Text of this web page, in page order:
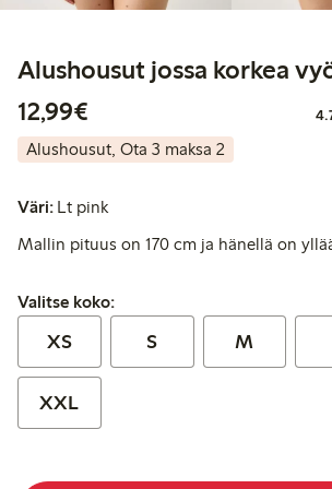
Alushousut jossa korkea
12,99€
Alushousut, Ota 3 maksa 2
Väri: Lt pink
Mallin pituus on 170 cm ja hänellä on
Valitse koko:
Valitse koko:
XS S M
XXL